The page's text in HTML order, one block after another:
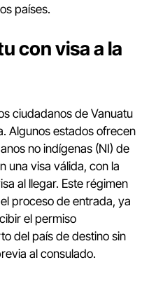
países.
con visa a la
ciudadanos de Vanuatu
Algunos estados ofrecen
no indígenas (NI) de
una visa válida, con la
al llegar. Este régimen
proceso de entrada, ya
el permiso
del país de destino sin
al consulado.